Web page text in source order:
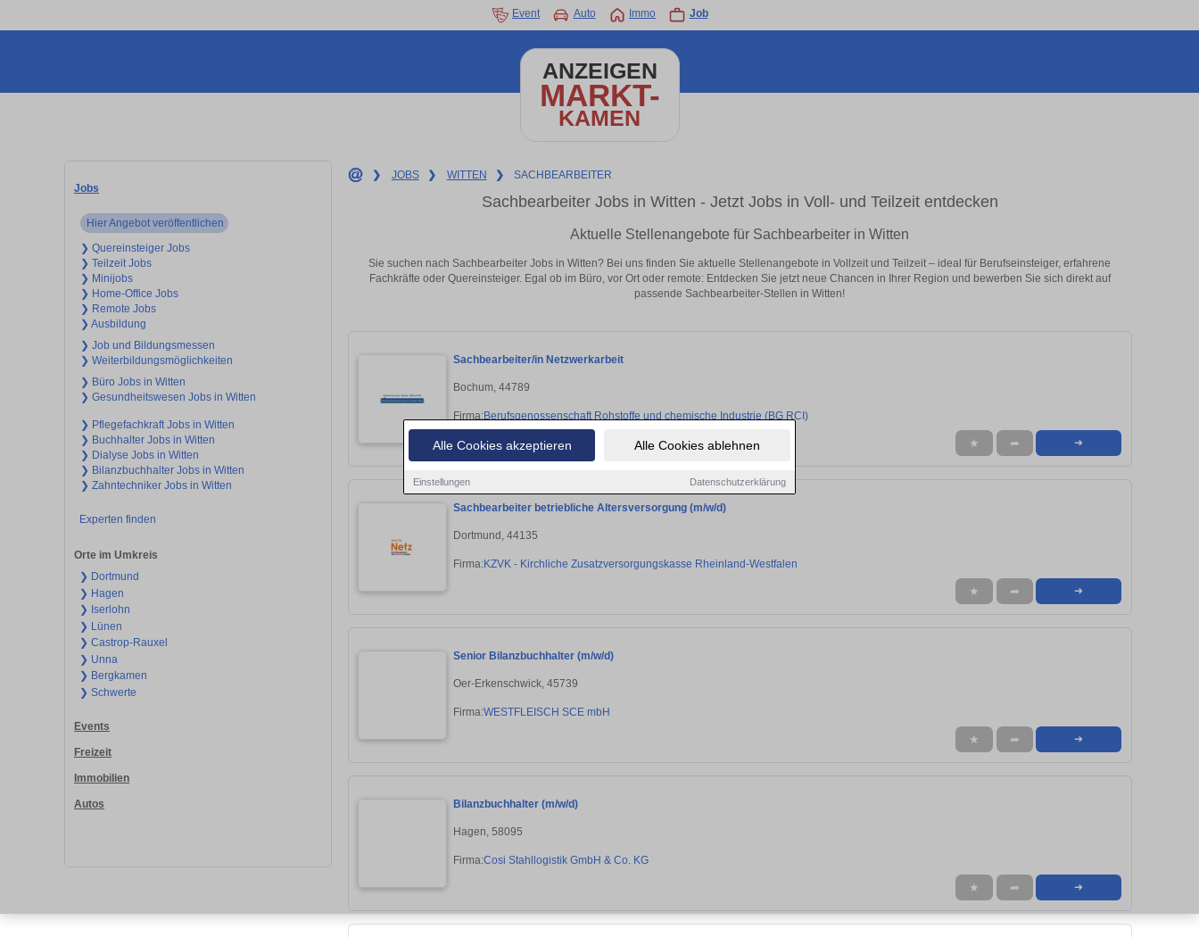
Alle Cookies akzeptieren Alle Cookies ablehnen
Einstellungen Datenschutzerklärung
Event Auto Immo Job
ANZEIGEN
MARKT-
KAMEN
Jobs
Hier Angebot veröffentlichen
❯ Quereinsteiger Jobs
❯ Teilzeit Jobs
❯ Minijobs
❯ Home-Office Jobs
❯ Remote Jobs
❯ Ausbildung
❯ Job und Bildungsmessen
❯ Weiterbildungsmöglichkeiten
❯ Büro Jobs in Witten
❯ Gesundheitswesen Jobs in Witten
❯ Pflegefachkraft Jobs in Witten
❯ Buchhalter Jobs in Witten
❯ Dialyse Jobs in Witten
❯ Bilanzbuchhalter Jobs in Witten
❯ Zahntechniker Jobs in Witten
Experten finden
Orte im Umkreis
❯ Dortmund
❯ Hagen
❯ Iserlohn
❯ Lünen
❯ Castrop-Rauxel
❯ Unna
❯ Bergkamen
❯ Schwerte
Events
Freizeit
Immobilien
Autos
❯ JOBS ❯ WITTEN ❯ SACHBEARBEITER
Sachbearbeiter Jobs in Witten - Jetzt Jobs in Voll- und Teilzeit entdecken
Aktuelle Stellenangebote für Sachbearbeiter in Witten
Sie suchen nach Sachbearbeiter Jobs in Witten? Bei uns finden Sie aktuelle Stellenangebote in Vollzeit und Teilzeit – ideal für Berufseinsteiger, erfahrene
Fachkräfte oder Quereinsteiger. Egal ob im Büro, vor Ort oder remote: Entdecken Sie jetzt neue Chancen in Ihrer Region und bewerben Sie sich direkt auf
passende Sachbearbeiter-Stellen in Witten!
Sachbearbeiter/in Netzwerkarbeit
Bochum, 44789
Firma:Berufsgenossenschaft Rohstoffe und chemische Industrie (BG RCI)
★ ➦ ➜
Sachbearbeiter betriebliche Altersversorgung (m/w/d)
Dortmund, 44135
Firma:KZVK - Kirchliche Zusatzversorgungskasse Rheinland-Westfalen
★ ➦ ➜
Senior Bilanzbuchhalter (m/w/d)
Oer-Erkenschwick, 45739
Firma:WESTFLEISCH SCE mbH
★ ➦ ➜
Bilanzbuchhalter (m/w/d)
Hagen, 58095
Firma:Cosi Stahllogistik GmbH & Co. KG
★ ➦ ➜